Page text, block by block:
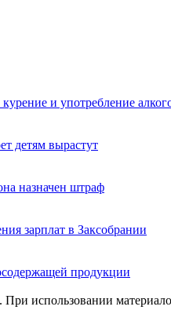
и употребление
детям вырастут
назначен штраф
зарплат в Заксобрании
продукции
использовании